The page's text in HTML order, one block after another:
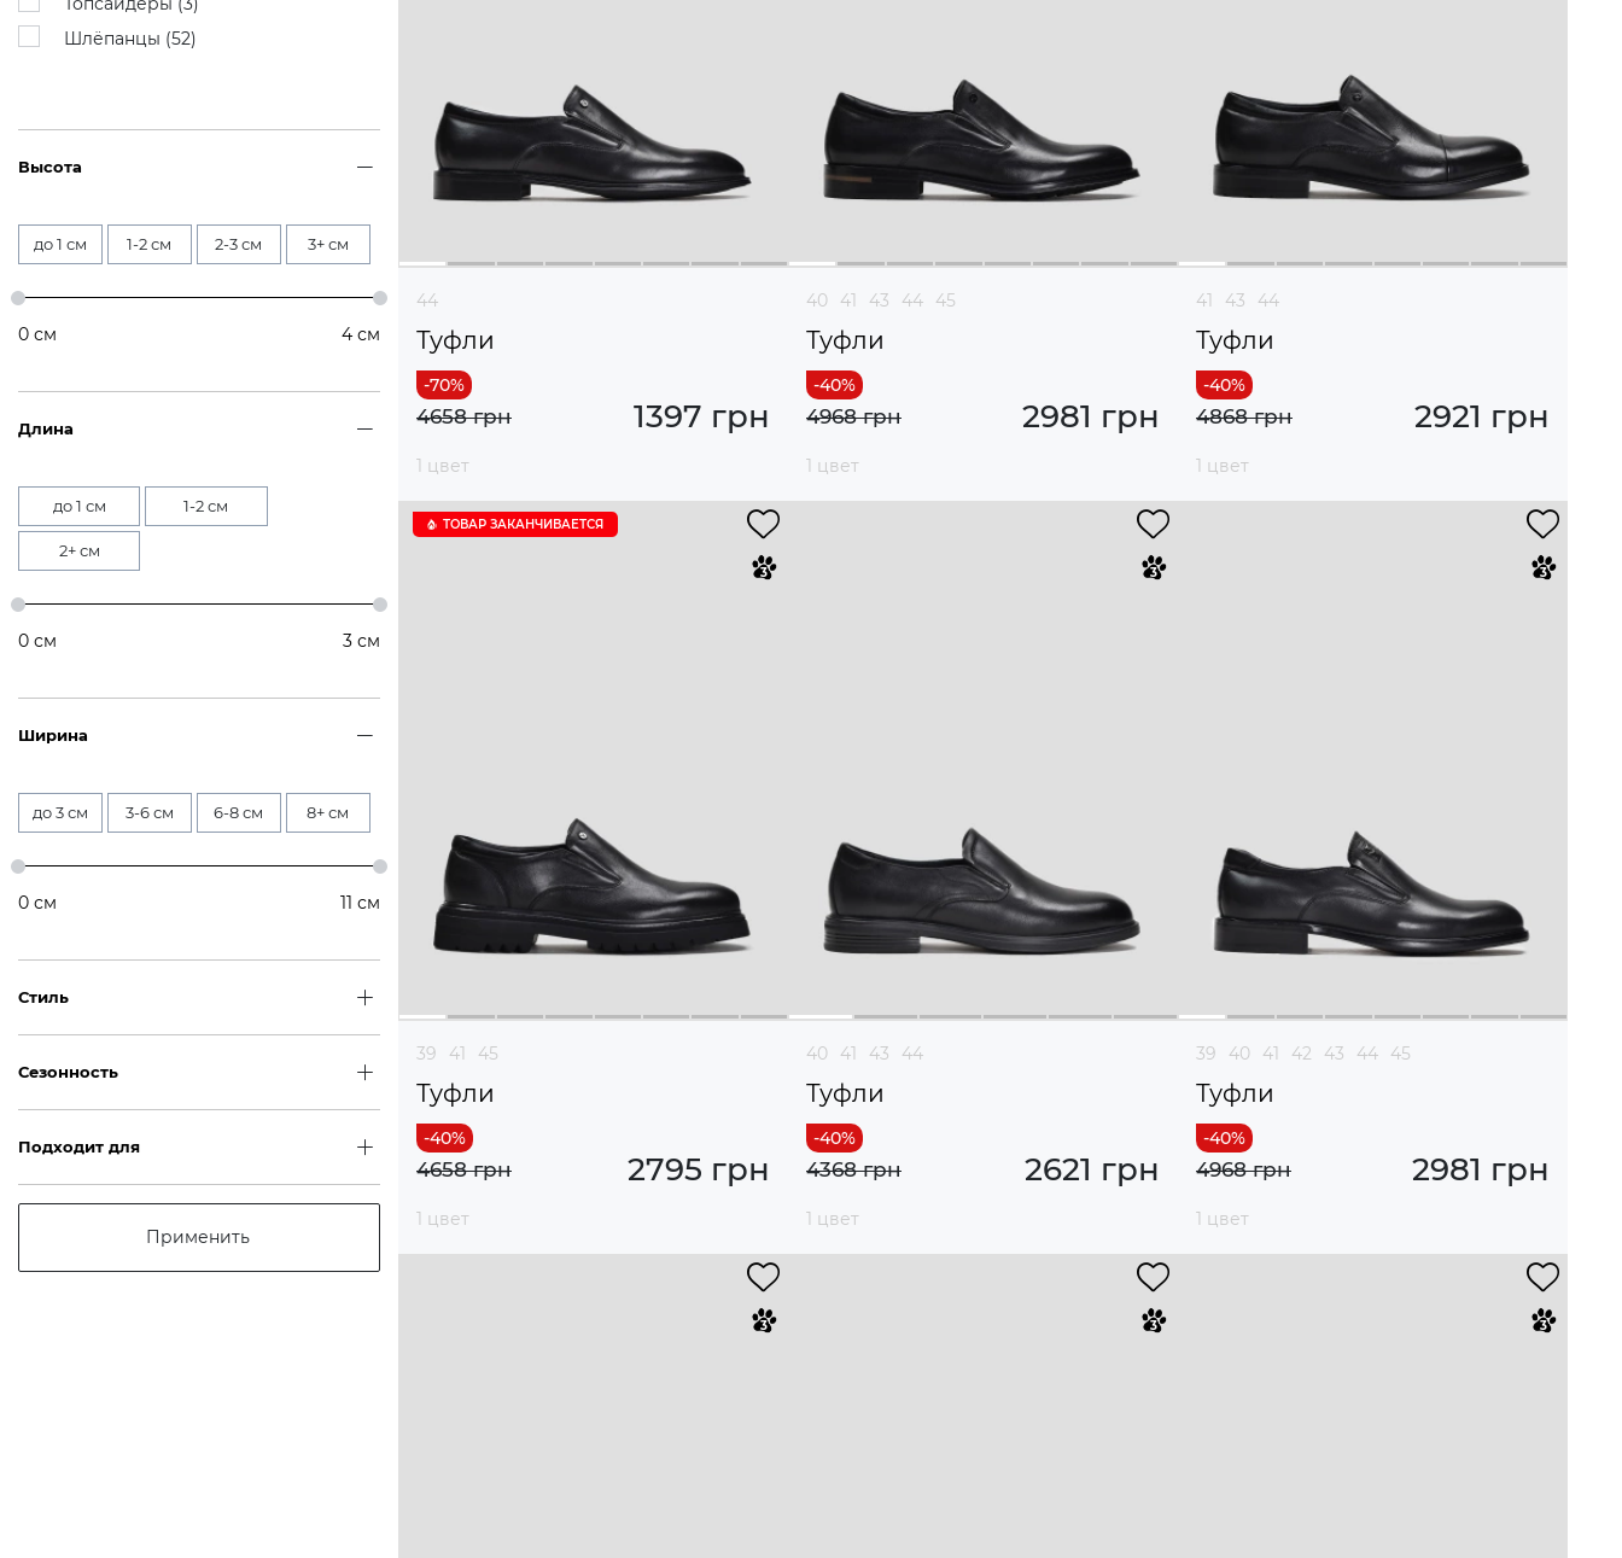
Шлёпанцы (52)
Высота
до 1 см 1-2 см 2-3 см 3+ см
0 см 4 см
Длина
до 1 см 1-2 см
2+ см
0 см 3 см
Ширина
до 3 см 3-6 см 6-8 см 8+ см
0 см 11 см
Стиль
Сезонность
Подходит для
Применить
44
Туфли
1397 грн
4658 грн
1 цвет
40 41 43 44 45
Туфли
2981 грн
4968 грн
1 цвет
41 43 44
Туфли
2921 грн
4868 грн
1 цвет
ТОВАР ЗАКАНЧИВАЕТСЯ
39 41 45
Туфли
2795 грн
4658 грн
1 цвет
40 41 43 44
Туфли
2621 грн
4368 грн
1 цвет
39 40 41 42 43 44 45
Туфли
2981 грн
4968 грн
1 цвет